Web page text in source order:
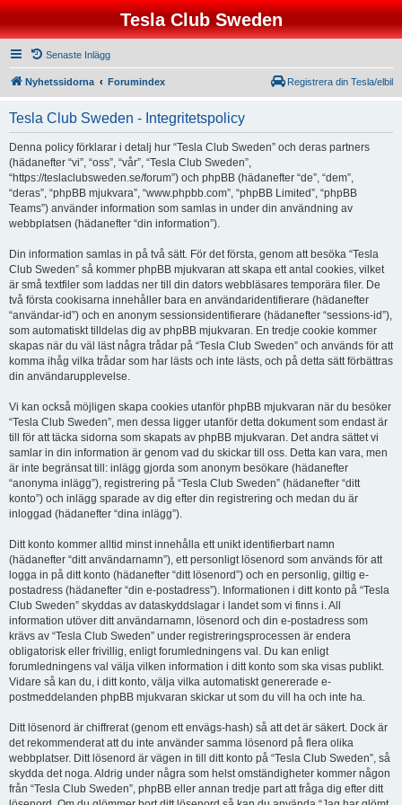
Tesla Club Sweden
Senaste Inlägg
Nyhetssidorna Forumindex Registrera din Tesla/elbil
Tesla Club Sweden - Integritetspolicy
Denna policy förklarar i detalj hur “Tesla Club Sweden” och deras partners
(hädanefter “vi”, “oss”, “vår”, “Tesla Club Sweden”,
“https://teslaclubsweden.se/forum”) och phpBB (hädanefter “de”, “dem”,
“deras”, “phpBB mjukvara”, “www.phpbb.com”, “phpBB Limited”, “phpBB
Teams”) använder information som samlas in under din användning av
webbplatsen (hädanefter “din information”).
Din information samlas in på två sätt. För det första, genom att besöka “Tesla
Club Sweden” så kommer phpBB mjukvaran att skapa ett antal cookies, vilket
är små textfiler som laddas ner till din dators webbläsares temporära filer. De
två första cookisarna innehåller bara en användaridentifierare (hädanefter
“användar-id”) och en anonym sessionsidentifierare (hädanefter “sessions-id”),
som automatiskt tilldelas dig av phpBB mjukvaran. En tredje cookie kommer
skapas när du väl läst några trådar på “Tesla Club Sweden” och används för att
komma ihåg vilka trådar som har lästs och inte lästs, och på detta sätt förbättras
din användarupplevelse.
Vi kan också möjligen skapa cookies utanför phpBB mjukvaran när du besöker
“Tesla Club Sweden”, men dessa ligger utanför detta dokument som endast är
till för att täcka sidorna som skapats av phpBB mjukvaran. Det andra sättet vi
samlar in din information är genom vad du skickar till oss. Detta kan vara, men
är inte begränsat till: inlägg gjorda som anonym besökare (hädanefter
“anonyma inlägg”), registrering på “Tesla Club Sweden” (hädanefter “ditt
konto”) och inlägg sparade av dig efter din registrering och medan du är
inloggad (hädanefter “dina inlägg”).
Ditt konto kommer alltid minst innehålla ett unikt identifierbart namn
(hädanefter “ditt användarnamn”), ett personligt lösenord som används för att
logga in på ditt konto (hädanefter “ditt lösenord”) och en personlig, giltig e-
postadress (hädanefter “din e-postadress”). Informationen i ditt konto på “Tesla
Club Sweden” skyddas av dataskyddslagar i landet som vi finns i. All
information utöver ditt användarnamn, lösenord och din e-postadress som
krävs av “Tesla Club Sweden” under registreringsprocessen är endera
obligatorisk eller frivillig, enligt forumledningens val. Du kan enligt
forumledningens val välja vilken information i ditt konto som ska visas publikt.
Vidare så kan du, i ditt konto, välja vilka automatiskt genererade e-
postmeddelanden phpBB mjukvaran skickar ut som du vill ha och inte ha.
Ditt lösenord är chiffrerat (genom ett envägs-hash) så att det är säkert. Dock är
det rekommenderat att du inte använder samma lösenord på flera olika
webbplatser. Ditt lösenord är vägen in till ditt konto på “Tesla Club Sweden”, så
skydda det noga. Aldrig under några som helst omständigheter kommer någon
från “Tesla Club Sweden”, phpBB eller annan tredje part att fråga dig efter ditt